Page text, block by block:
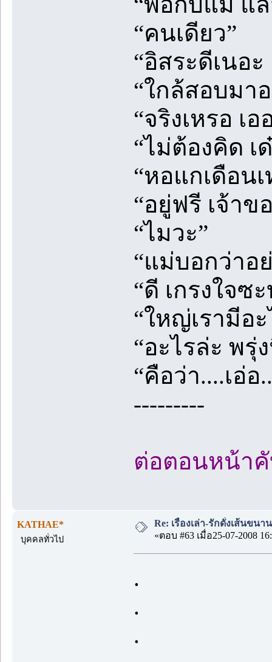
“คนเดียว”
“อิสระดีเนอ
“ใกล้สอบมา
“จริงเหรอ เ
“ไม่ต้องคิด เ
“หอแกเดือน
“อยู่ฟรี เจ้าข
“ไมวะ”
“แม่บอกว่าอ
“ดี เกรงใจซ
“ใหญ่เรามีอ
“อะไรล่ะ พรุ่
“คือว่า....เอ่อ
---------
ต่อตอนหน้า
KATHAE*
บุคคลทั่วไป
Re: เรื่องเล่า-รักดั่งเส้นขน
«ตอบ #63 เมื่อ25-07-2008
.
.
.